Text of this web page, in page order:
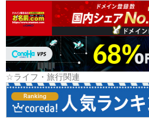
☆ライフ・旅行関連